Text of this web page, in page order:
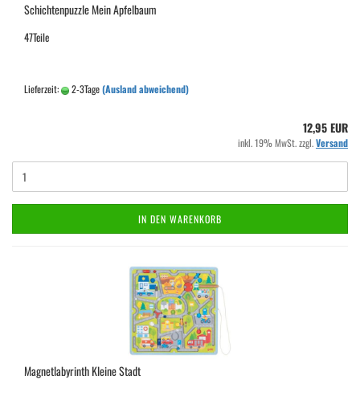
Schichtenpuzzle Mein Apfelbaum
47Teile
Lieferzeit: 2-3Tage(Ausland abweichend)
12,95 EUR
inkl. 19% MwSt. zzgl.Versand
IN DEN WARENKORB
Magnetlabyrinth Kleine Stadt